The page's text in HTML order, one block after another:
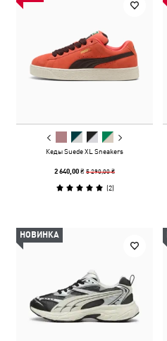
Кеды Suede XL Sneakers
2 640,00 ₴5 290,00 ₴
(2)
НОВИНКА